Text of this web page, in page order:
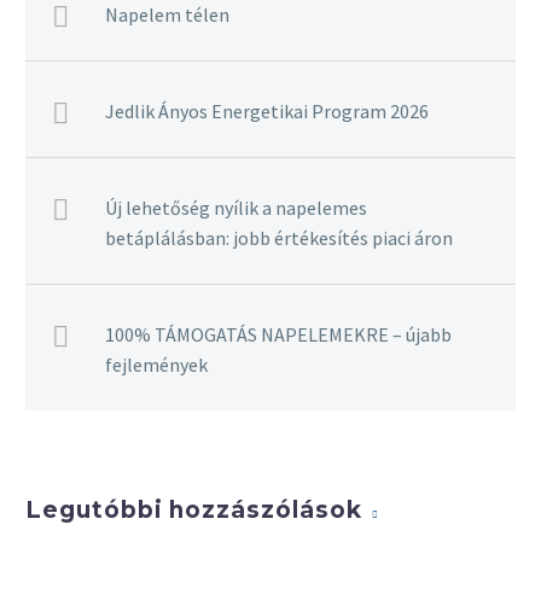
Napelem télen
Jedlik Ányos Energetikai Program 2026
Új lehetőség nyílik a napelemes
betáplálásban: jobb értékesítés piaci áron
100% TÁMOGATÁS NAPELEMEKRE – újabb
fejlemények
Legutóbbi hozzászólások